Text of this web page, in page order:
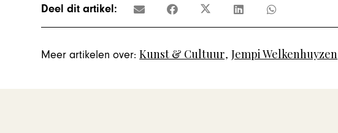
Deel dit artikel:
Meer artikelen over: Kunst & Cultuur, Jempi Welkenhuyzen